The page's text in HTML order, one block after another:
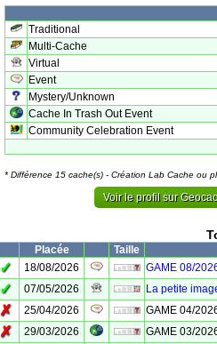
Traditional
Multi-Cache
Virtual
Event
Mystery/Unknown
Cache In Trash Out Event
Community Celebration Event
* Différence 15 cache(s) - Création Lab Cache ou
Voir le profil sur
Placée
Taille
✓ 18/08/2026
GAME 08/
✓ 07/05/2026
La petite
✗ 25/04/2026
GAME 04/
✗ 29/03/2026
GAME 03/